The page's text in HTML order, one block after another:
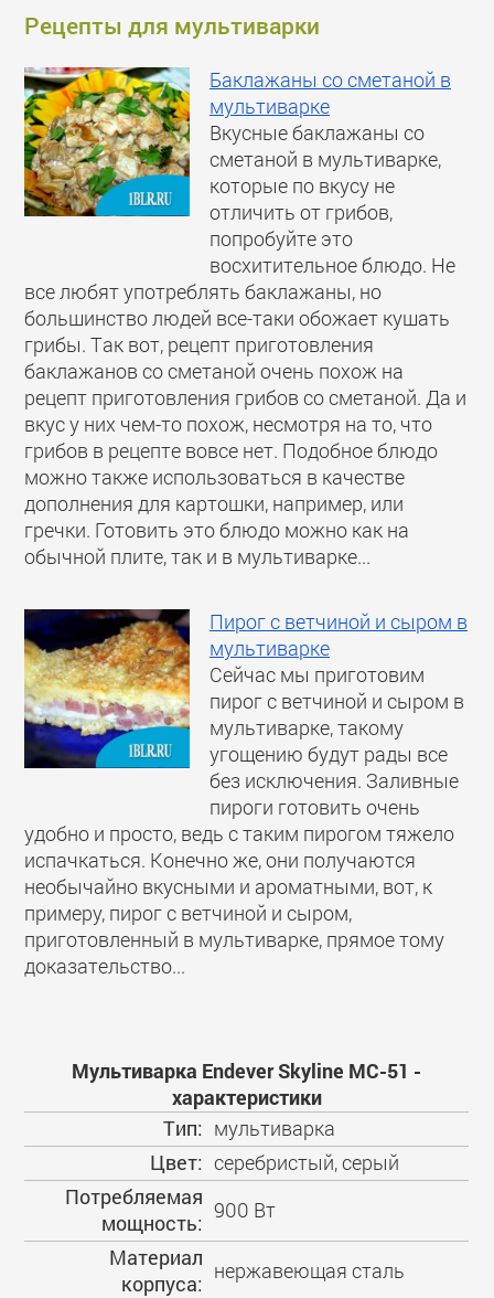
Рецепты для мультиварки
Баклажаны со сметаной в
мультиварке
Вкусные баклажаны со
сметаной в мультиварке,
которые по вкусу не
отличить от грибов,
попробуйте это
восхитительное блюдо. Не
все любят употреблять баклажаны, но
большинство людей все-таки обожает кушать
грибы. Так вот, рецепт приготовления
баклажанов со сметаной очень похож на
рецепт приготовления грибов со сметаной. Да и
вкус у них чем-то похож, несмотря на то, что
грибов в рецепте вовсе нет. Подобное блюдо
можно также использоваться в качестве
дополнения для картошки, например, или
гречки. Готовить это блюдо можно как на
обычной плите, так и в мультиварке...
Пирог с ветчиной и сыром в
мультиварке
Сейчас мы приготовим
пирог с ветчиной и сыром в
мультиварке, такому
угощению будут рады все
без исключения. Заливные
пироги готовить очень
удобно и просто, ведь с таким пирогом тяжело
испачкаться. Конечно же, они получаются
необычайно вкусными и ароматными, вот, к
примеру, пирог с ветчиной и сыром,
приготовленный в мультиварке, прямое тому
доказательство...
Мультиварка Endever Skyline MC-51 -
характеристики
Тип: мультиварка
Цвет: серебристый, серый
Потребляемая
мощность:
900 Вт
Материал
корпуса:
нержавеющая сталь